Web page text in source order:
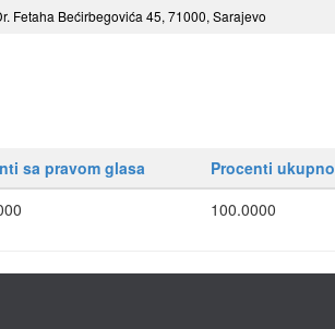
Fetaha Bećirbegovića 45, 71000, Sarajevo
sa pravom glasa Procenti ukupno
100.0000